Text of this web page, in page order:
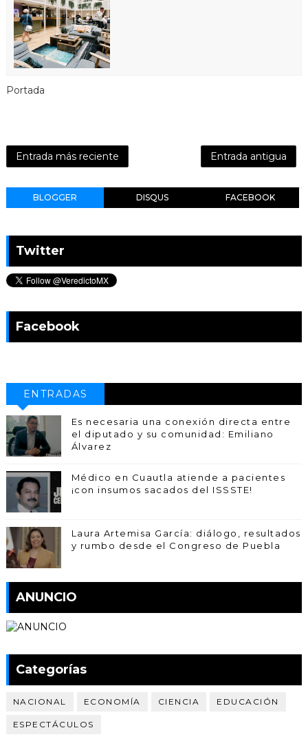
Portada
Entrada más reciente Entrada antigua
BLOGGER DISQUS FACEBOOK
Twitter
Facebook
ENTRADAS
POPULARESEs necesaria una conexión directa entre
el diputado y su comunidad: Emiliano
Álvarez
Médico en Cuautla atiende a pacientes
¡con insumos sacados del ISSSTE!
Laura Artemisa García: diálogo, resultados
y rumbo desde el Congreso de Puebla
ANUNCIO
Categorías
NACIONAL ECONOMÍA CIENCIA EDUCACIÓN
ESPECTÁCULOS